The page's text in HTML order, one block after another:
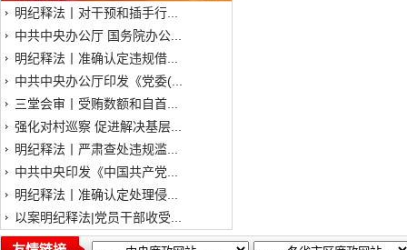
明纪释法丨对干预和插手行...
中共中央办公厅 国务院办公...
明纪释法丨准确认定违规借...
中共中央办公厅印发《党委(...
三堂会审丨受贿数额和自首...
强化对村巡察 促进解决基层...
明纪释法丨严肃查处违规滥...
中共中央印发《中国共产党...
明纪释法丨准确认定处理侵...
以案明纪释法|党员干部收受...